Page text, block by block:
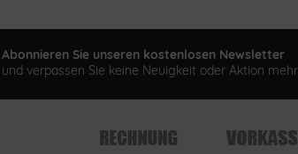
Abonnieren Sie unseren kostenlosen Newsletter
und verpassen Sie keine Neuigkeit oder Aktion mehr